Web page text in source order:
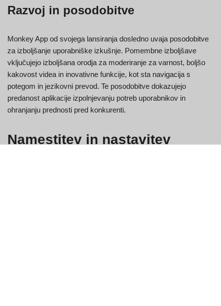
Razvoj in posodobitve
Monkey App od svojega lansiranja dosledno uvaja posodobitve
za izboljšanje uporabniške izkušnje. Pomembne izboljšave
vključujejo izboljšana orodja za moderiranje za varnost, boljšo
kakovost videa in inovativne funkcije, kot sta navigacija s
potegom in jezikovni prevod. Te posodobitve dokazujejo
predanost aplikacije izpolnjevanju potreb uporabnikov in
ohranjanju prednosti pred konkurenti.
Namestitev in nastavitev